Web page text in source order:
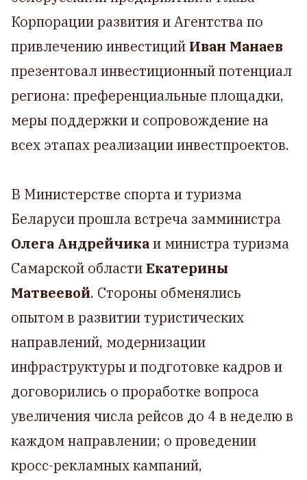
Корпорации развития и Агентства по
привлечению инвестиций Иван Манаев
презентовал инвестиционный потенциал
региона: преференциальные площадки,
меры поддержки и сопровождение на
всех этапах реализации инвестпроектов.
В Министерстве спорта и туризма
Беларуси прошла встреча замминистра
Олега Андрейчикаи министра туризма
Самарской областиЕкатерины
Матвеевой. Стороны обменялись
опытом в развитии туристических
направлений, модернизации
инфраструктуры и подготовке кадров и
договорились о проработке вопроса
увеличения числа рейсов до 4 в неделю в
каждом направлении; о проведении
кросс-рекламных кампаний,